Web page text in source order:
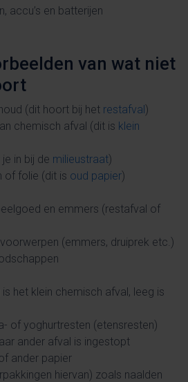
accu’s en batterijen
van wat niet
(dit hoort bij het restafval)
chemisch afval (dit is klein
in bij de milieustraat)
of folie (dit is oud papier)
en emmers (restafval of
(emmers, druiprek etc.)
het klein chemisch afval, leeg is
of yoghurtresten (etensresten)
ander afval is ingestopt
ander papier
hiervan) zoals naalden